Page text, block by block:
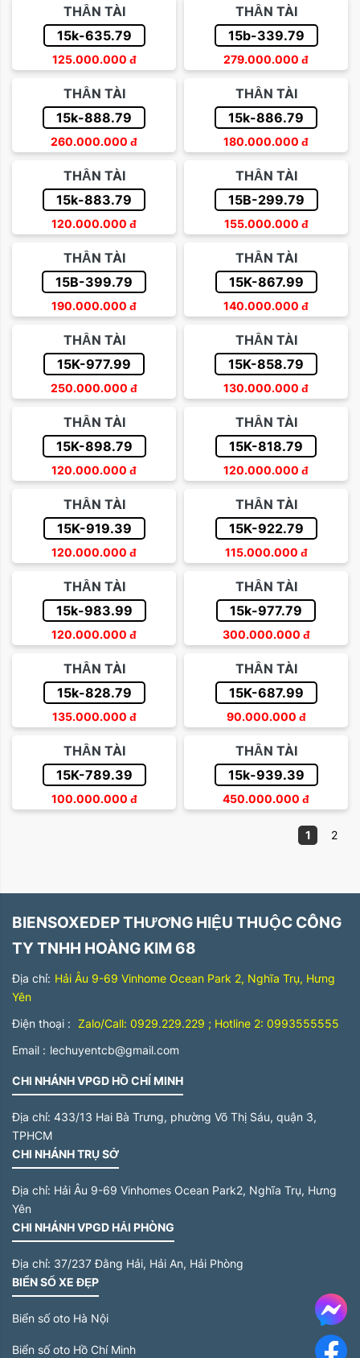
THẦN TÀI
15k-635.79
125.000.000 đ
THẦN TÀI
15b-339.79
279.000.000 đ
THẦN TÀI
15k-888.79
260.000.000 đ
THẦN TÀI
15k-886.79
180.000.000 đ
THẦN TÀI
15k-883.79
120.000.000 đ
THẦN TÀI
15B-299.79
155.000.000 đ
THẦN TÀI
15B-399.79
190.000.000 đ
THẦN TÀI
15K-867.99
140.000.000 đ
THẦN TÀI
15K-977.99
250.000.000 đ
THẦN TÀI
15K-858.79
130.000.000 đ
THẦN TÀI
15K-898.79
120.000.000 đ
THẦN TÀI
15K-818.79
120.000.000 đ
THẦN TÀI
15K-919.39
120.000.000 đ
THẦN TÀI
15K-922.79
115.000.000 đ
THẦN TÀI
15k-983.99
120.000.000 đ
THẦN TÀI
15k-977.79
300.000.000 đ
THẦN TÀI
15k-828.79
135.000.000 đ
THẦN TÀI
15K-687.99
90.000.000 đ
THẦN TÀI
15K-789.39
100.000.000 đ
THẦN TÀI
15k-939.39
450.000.000 đ
1 2
BIENSOXEDEP THƯƠNG HIỆU THUỘC CÔNG
TY TNHH HOÀNG KIM 68
Địa chỉ: Hải Âu 9-69 Vinhome Ocean Park 2, Nghĩa Trụ, Hưng
Yên
Điện thoại : Zalo/Call: 0929.229.229 ; Hotline 2: 0993555555
Email : lechuyentcb@gmail.com
CHI NHÁNH VPGD HỒ CHÍ MINH
Địa chỉ: 433/13 Hai Bà Trưng, phường Võ Thị Sáu, quận 3,
TPHCM
CHI NHÁNH TRỤ SỞ
Địa chỉ: Hải Âu 9-69 Vinhomes Ocean Park2, Nghĩa Trụ, Hưng
Yên
CHI NHÁNH VPGD HẢI PHÒNG
Địa chỉ: 37/237 Đằng Hải, Hải An, Hải Phòng
BIỂN SỐ XE ĐẸP
Biển số oto Hà Nội
Biển số oto Hồ Chí Minh